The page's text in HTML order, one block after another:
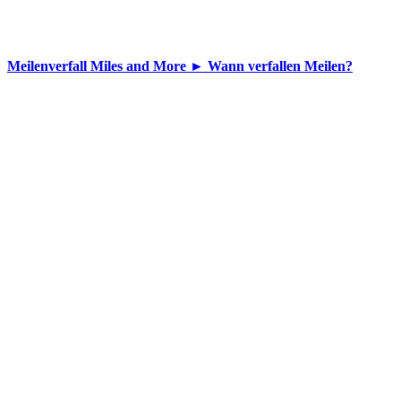
Meilenverfall Miles and More ► Wann verfallen Meilen?